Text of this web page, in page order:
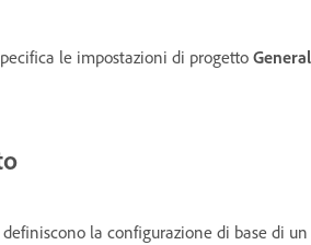
le impostazioni di progetto
la configurazione di base di